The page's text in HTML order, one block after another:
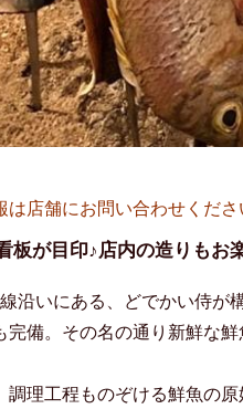
は店舗にお問い合わせくださ
板が目印♪店内の造りもお
沿いにある、どでかい侍が
完備。その名の通り新鮮な
調理工程ものぞける鮮魚の